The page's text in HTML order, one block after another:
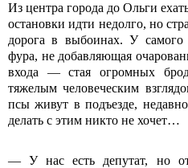
Из центра города до Ольги
остановки идти недолго, но
дорога в выбоинах. У
фура, не добавляющая
входа — стая огромных
тяжелым человеческим
псы живут в подъезде,
делать с этим никто не хочет…
— У нас есть депутат, но от